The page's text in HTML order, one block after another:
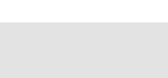
a 6 minutos do Cenourão, a 4